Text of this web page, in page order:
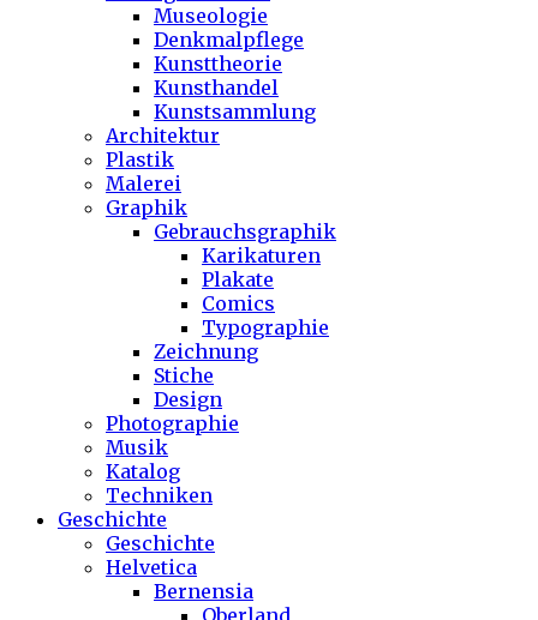
Museologie
Denkmalpflege
Kunsttheorie
Kunsthandel
Kunstsammlung
Architektur
Plastik
Malerei
Graphik
Gebrauchsgraphik
Karikaturen
Plakate
Comics
Typographie
Zeichnung
Stiche
Design
Photographie
Musik
Katalog
Techniken
Geschichte
Geschichte
Helvetica
Bernensia
Oberland